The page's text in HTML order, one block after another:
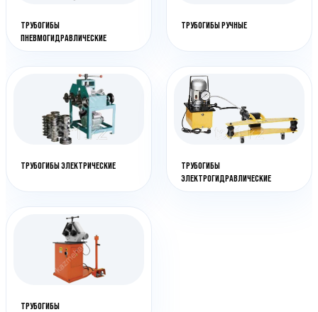
ТРУБОГИБЫ
ПНЕВМОГИДРАВЛИЧЕСКИЕ
ТРУБОГИБЫ РУЧНЫЕ
ТРУБОГИБЫ ЭЛЕКТРИЧЕСКИЕ
ТРУБОГИБЫ
ЭЛЕКТРОГИДРАВЛИЧЕСКИЕ
ТРУБОГИБЫ